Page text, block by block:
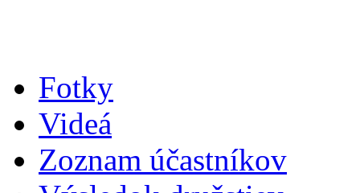
Fotky
Videá
Zoznam účastníkov